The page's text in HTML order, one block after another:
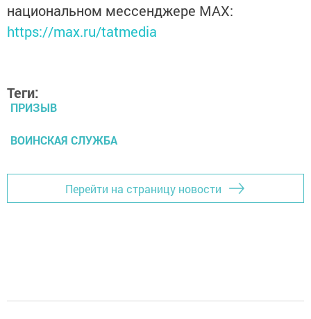
национальном мессенджере MАХ:
https://max.ru/tatmedia
Теги:
ПРИЗЫВ
ВОИНСКАЯ СЛУЖБА
Перейти на страницу новости